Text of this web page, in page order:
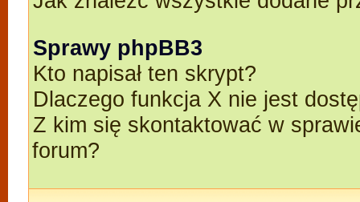
Sprawy phpBB3
Kto napisał ten skrypt?
Dlaczego funkcja X nie jest
Z kim się skontaktować w
forum?